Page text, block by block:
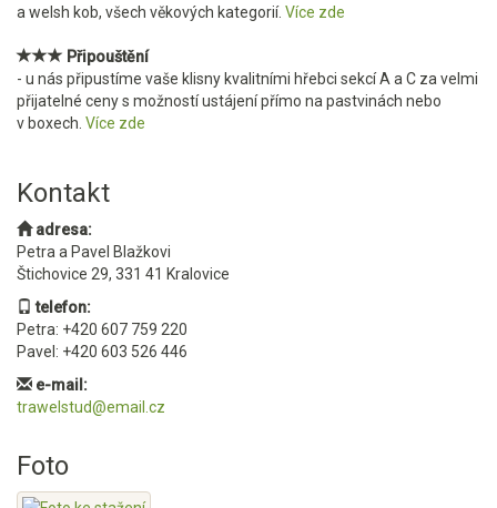
a welsh kob, všech věkových kategorií. Více zde
Připouštění
- u nás připustíme vaše klisny kvalitními hřebci sekcí A a C za velmi
přijatelné ceny s možností ustájení přímo na pastvinách nebo
v boxech. Více zde
Kontakt
adresa:
Petra a Pavel Blažkovi
Štichovice 29, 331 41 Kralovice
telefon:
Petra: +420 607 759 220
Pavel: +420 603 526 446
e-mail:
trawelstud@email.cz
Foto